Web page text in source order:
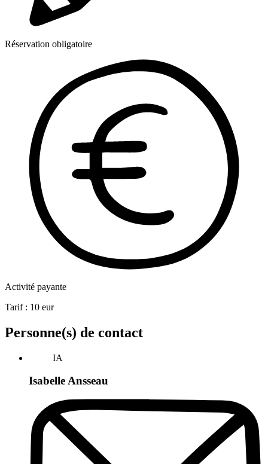
Réservation obligatoire
Activité payante
Tarif : 10 eur
Personne(s) de contact
IA
Isabelle Ansseau